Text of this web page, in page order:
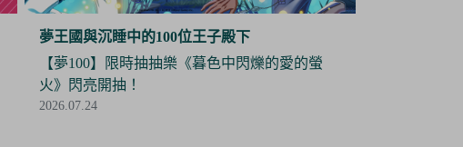
夢王國與沉睡中的100位王子殿下
【夢100】角色立牌復刻抽抽樂——道格拉斯 限
時登場！
2026.07.03